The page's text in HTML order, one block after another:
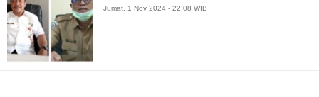
Jumat, 1 Nov 2024 - 22:08 WIB